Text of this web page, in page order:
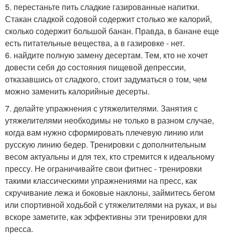
5. перестаньте пить сладкие газированные напитки.
Стакан сладкой содовой содержит столько же калорий,
сколько содержит большой банан. Правда, в банане еще
есть питательные вещества, а в газировке - нет.
6. найдите полную замену десертам. Тем, кто не хочет
довести себя до состояния пищевой депрессии,
отказавшись от сладкого, стоит задуматься о том, чем
можно заменить калорийные десерты.
7. делайте упражнения с утяжелителями. Занятия с
утяжелителями необходимы не только в разном случае,
когда вам нужно сформировать плечевую линию или
русскую линию бедер. Тренировки с дополнительным
весом актуальны и для тех, кто стремится к идеальному
прессу. Не ограничивайте свои фитнес - тренировки
такими классическими упражнениями на пресс, как
скручивание лежа и боковые наклоны, займитесь бегом
или спортивной ходьбой с утяжелителями на руках, и вы
вскоре заметите, как эффективны эти тренировки для
пресса.